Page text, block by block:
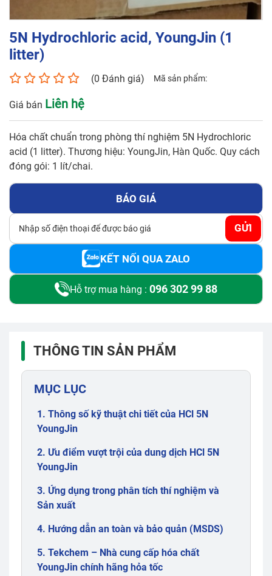
5N Hydrochloric acid, YoungJin (1
litter)
(0 Đánh giá) Mã sản phẩm:
Giá bán Liên hệ
Hóa chất chuẩn trong phòng thí nghiệm 5N Hydrochloric
acid (1 litter). Thương hiệu: YoungJin, Hàn Quốc. Quy cách
đóng gói: 1 lít/chai.
BÁO GIÁ
GỬI
KẾT NỐI QUA ZALO
Hỗ trợ mua hàng : 096 302 99 88
THÔNG TIN SẢN PHẨM
MỤC LỤC
1. Thông số kỹ thuật chi tiết của HCl 5N
YoungJin
2. Ưu điểm vượt trội của dung dịch HCl 5N
YoungJin
3. Ứng dụng trong phân tích thí nghiệm và
Sản xuất
4. Hướng dẫn an toàn và bảo quản (MSDS)
5. Tekchem – Nhà cung cấp hóa chất
YoungJin chính hãng hỏa tốc
Email*
Yêu cầu báo giá
GỬI